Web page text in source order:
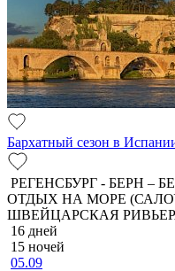
Бархатный сезон в
РЕГЕНСБУРГ - БЕРН –
ОТДЫХ НА МОРЕ
ШВЕЙЦАРСКАЯ
16 дней
15 ночей
05.09